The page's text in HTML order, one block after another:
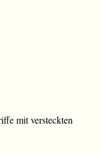
mit versteckten